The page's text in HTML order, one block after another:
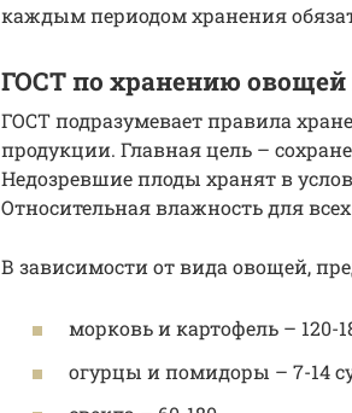
каждым периодом хранения
ГОСТ по хранению
ГОСТ подразумевает правила
продукции. Главная цель –
Недозревшие плоды хранят в
Относительная влажность для
В зависимости от вида овощей,
морковь и картофель – 120-
огурцы и помидоры – 7-14